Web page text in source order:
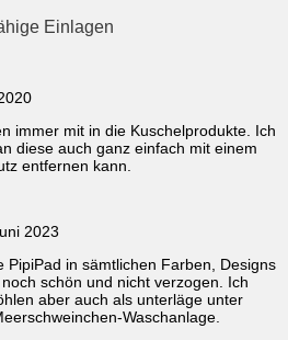
Einlagen
immer mit in die Kuschelprodukte. Ich
diese auch ganz einfach mit einem
entfernen kann.
2023
PipiPad in sämtlichen Farben, Designs
schön und nicht verzogen. Ich
aber auch als unterläge unter
Waschanlage.